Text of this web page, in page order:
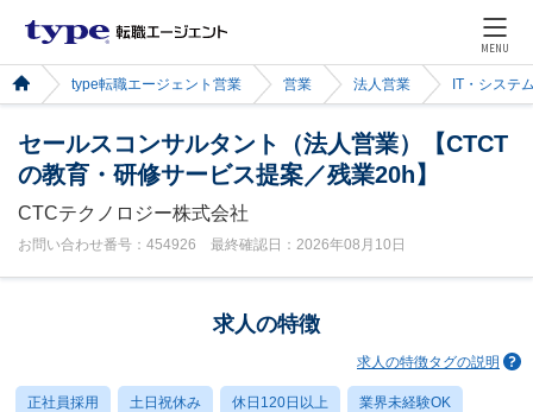
MENU
type転職エージェント営業 営業 法人営業 IT・システ
セールスコンサルタント（法人営業）【CTCT
の教育・研修サービス提案／残業20h】
CTCテクノロジー株式会社
お問い合わせ番号：454926 最終確認日：2026年08月10日
求人の特徴
求人の特徴タグの説明
正社員採用 土日祝休み 休日120日以上 業界未経験OK